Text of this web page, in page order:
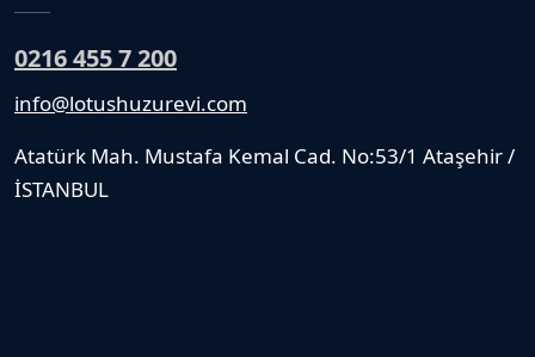
0216 455 7 200
info@lotushuzurevi.com
Atatürk Mah. Mustafa Kemal Cad. No:53/1 Ataşehir /
İSTANBUL